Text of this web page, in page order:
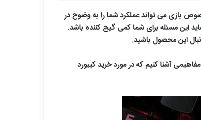
بازی می تواند عملکرد شما را به وضوح در
این مسئله برای شما کمی گیج کننده باشد.
این محصول باشید.
آشنا کنیم که در مورد خرید کیبورد